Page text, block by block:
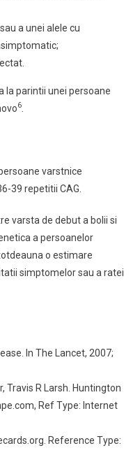
a unei alele cu
la parintii unei persoane
6.
varstnice
39 repetitii CAG.
varsta de debut a bolii si
a persoanelor
o estimare
simptomelor sau a ratei
In The Lancet, 2007;
Travis R Larsh. Huntington
Ref Type: Internet
Reference Type: